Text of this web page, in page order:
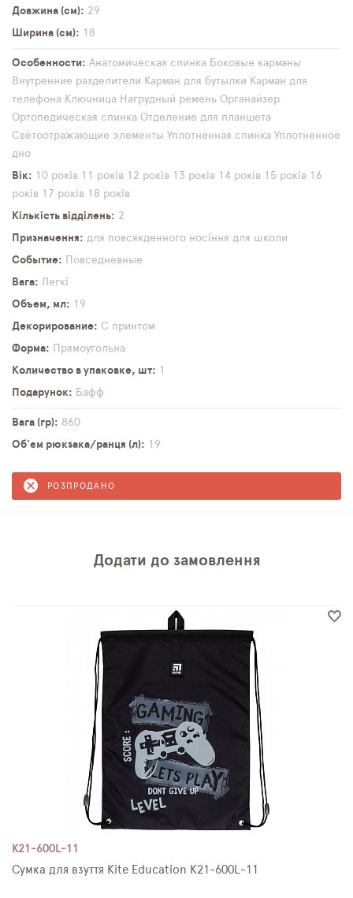
Довжина (см)
29
Ширина (см)
18
Особенности Анатомическая спинка Боковые карманы
Внутренние разделители Карман для бутылки Карман для
телефона Ключница Нагрудный ремень Органайзер
Ортопедическая спинка Отделение для планшета
Светоотражающие элементы Уплотненная спинка Уплотненное
дно
Вік
10 років 11 років 12 років 13 років 14 років 15 років 16
років 17 років 18 років
Кількість відділень
2
Призначення
для повсякденного носіння для школи
Событие
Повседневные
Вага
Легкі
Объем, мл
19
Декорирование
С принтом
Форма
Прямоугольна
Количество в упаковке, шт
1
Подарунок
Бафф
Вага (гр)
860
Об'єм рюкзака/ранця (л)
19
РОЗПРОДАНО
Додати до замовлення
K21-600L-11
Сумка для взуття Kite Education K21-600L-11